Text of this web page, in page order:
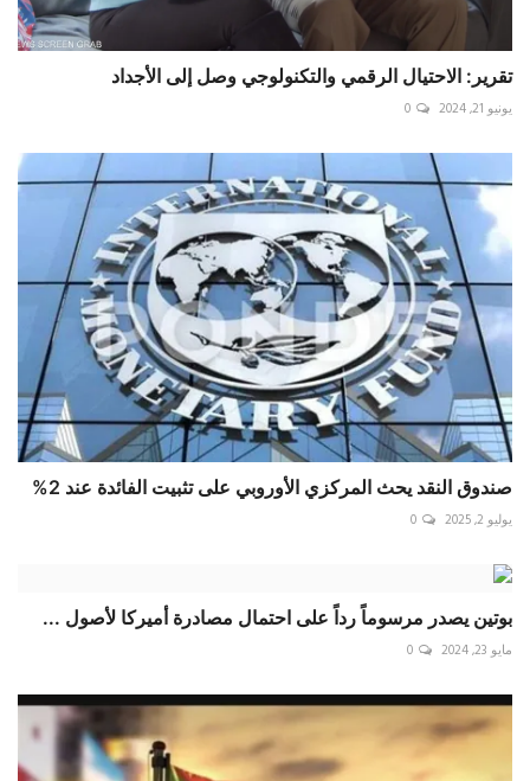
تقرير: الاحتيال الرقمي والتكنولوجي وصل إلى الأجداد
يونيو 21, 2024 0
صندوق النقد يحث المركزي الأوروبي على تثبيت الفائدة عند 2%
يوليو 2, 2025 0
بوتين يصدر مرسوماً رداً على احتمال مصادرة أميركا لأصول ...
مايو 23, 2024 0